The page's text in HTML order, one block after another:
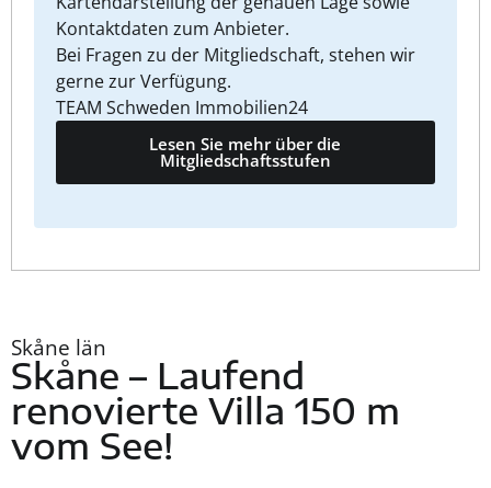
Kontaktdaten zum Anbieter.
Bei Fragen zu der Mitgliedschaft, stehen wir
gerne zur Verfügung.
TEAM Schweden Immobilien24
Lesen Sie mehr über die
Mitgliedschaftsstufen
Skåne län
Skåne – Laufend
renovierte Villa 150 m
vom See!